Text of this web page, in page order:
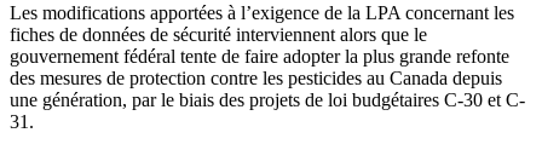
Les modifications apportées à l’exigence de la LPA concernant les
fiches de données de sécurité interviennent alors que le
gouvernement fédéral tente de faire adopter la plus grande refonte
des mesures de protection contre les pesticides au Canada depuis
une génération, par le biais des projets de loi budgétaires C-30 et C-
31.